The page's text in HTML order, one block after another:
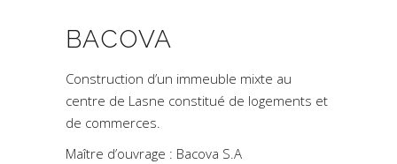
BACOVA
Construction d’un immeuble mixte au
centre de Lasne constitué de logements et
de commerces.
Maître d’ouvrage : Bacova S.A